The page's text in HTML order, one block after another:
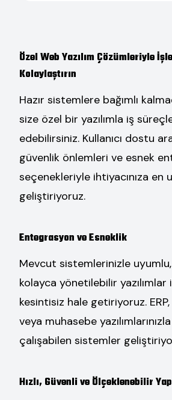
Özel Web Yazılım Çözümleriyle
Kolaylaştırın
Hazır sistemlere bağımlı
size özel bir yazılımla iş
edebilirsiniz. Kullanıcı dostu
güvenlik önlemleri ve esnek
seçenekleriyle ihtiyacınıza en
geliştiriyoruz.
Entegrasyon ve Esneklik
Mevcut sistemlerinizle
kolayca yönetilebilir yazılımlar
kesintisiz hale getiriyoruz.
veya muhasebe
çalışabilen sistemler
Hızlı, Güvenli ve Ölçeklenebilir